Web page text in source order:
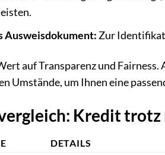
Ausweisdokument: Zur
auf Transparenz und
Umstände, um Ihnen eine
Kredit trotz
DETAILS